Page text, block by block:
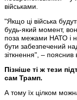
військами.
"Якщо ці війська
будь-який момент,
поза межами НАТО і
бути забезпечений
зіткнення", – пояснив
Пізніше ті ж тези
сам Трамп.
А тому їх цілком